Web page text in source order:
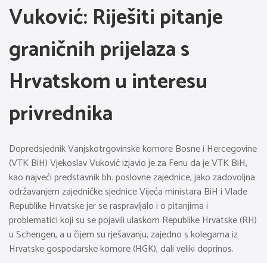
Vuković: Riješiti pitanje
graničnih prijelaza s
Hrvatskom u interesu
privrednika
Dopredsjednik Vanjskotrgovinske komore Bosne i Hercegovine
(VTK BiH) Vjekoslav Vuković izjavio je za Fenu da je VTK BiH,
kao najveći predstavnik bh. poslovne zajednice, jako zadovoljna
održavanjem zajedničke sjednice Vijeća ministara BiH i Vlade
Republike Hrvatske jer se raspravljalo i o pitanjima i
problematici koji su se pojavili ulaskom Republike Hrvatske (RH)
u Schengen, a u čijem su rješavanju, zajedno s kolegama iz
Hrvatske gospodarske komore (HGK), dali veliki doprinos.